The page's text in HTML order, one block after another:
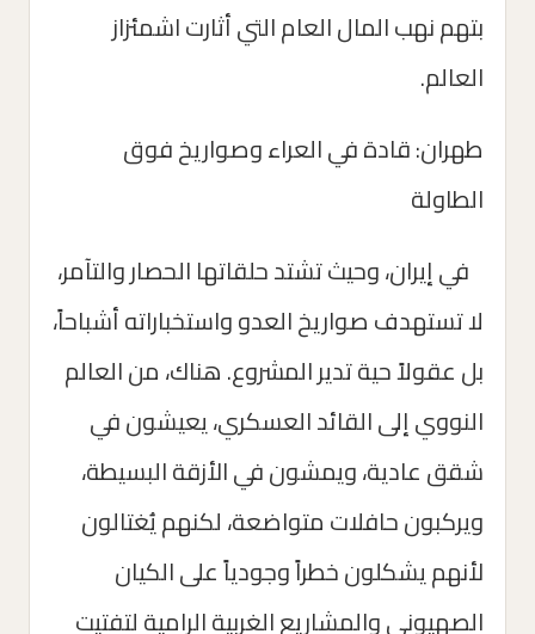
بتهم نهب المال العام التي أثارت اشمئزاز
العالم.
طهران: قادة في العراء وصواريخ فوق
الطاولة
في إيران، وحيث تشتد حلقاتها الحصار والتآمر،
لا تستهدف صواريخ العدو واستخباراته أشباحاً،
بل عقولاً حية تدير المشروع. هناك، من العالم
النووي إلى القائد العسكري، يعيشون في
شقق عادية، ويمشون في الأزقة البسيطة،
ويركبون حافلات متواضعة، لكنهم يُغتالون
لأنهم يشكلون خطراً وجودياً على الكيان
الصهيوني والمشاريع الغربية الرامية لتفتيت